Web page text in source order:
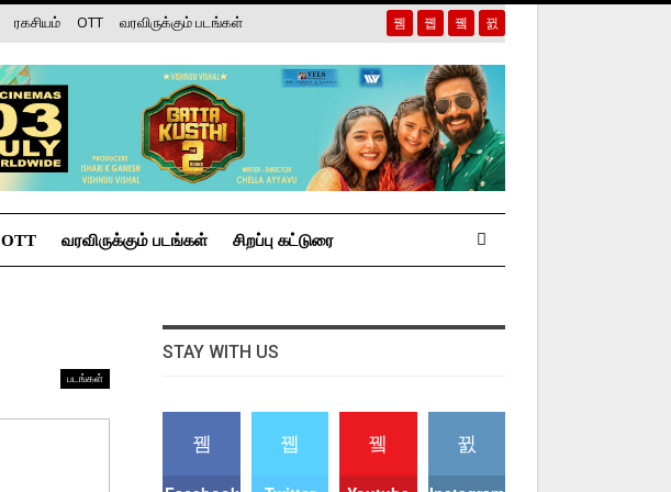
ரகசியம் OTT
வரவிருக்கும் படங்கள்
OTT வரவிருக்கும் படங்கள் சிறப்பு கட்டுரை
படங்கள்
STAY WITH US